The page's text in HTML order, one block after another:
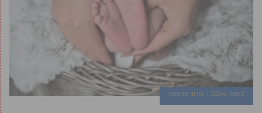
2 מאי, 2024 מדור פרסומי